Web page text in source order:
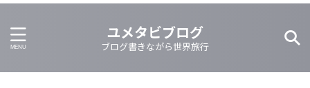
ユメタビブログ
ブログ書きながら世界旅行